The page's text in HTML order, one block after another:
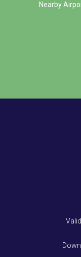
Nearby